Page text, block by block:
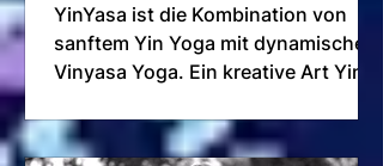
YinYasa ist die Kombination von
sanftem Yin Yoga mit dynamischen
Vinyasa Yoga. Ein kreative Art Yin